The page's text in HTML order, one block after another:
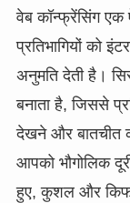
वेब कॉन्फ्रेंसिंग एक
प्रतिभागियों को
अनुमति देती है।
बनाता है, जिससे
देखने और बातचीत
आपको भौगोलिक
हुए, कुशल और